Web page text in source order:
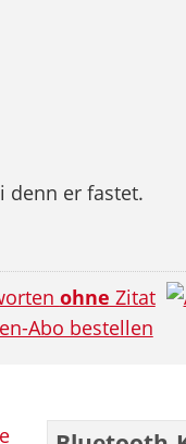
denn er fastet.
ohne Zitat
Abo bestellen